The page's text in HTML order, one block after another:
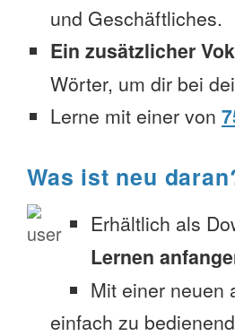
und Geschäftliches.
Ein zusätzlicher
Wörter, um dir bei
Lerne mit einer von
Was ist neu
Erhältlich als
Lernen
Mit einer neuen
einfach zu